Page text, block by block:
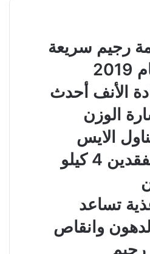
رجيم سريعة
الأنف أحدث
الوزن
الايس
كريم كيف تفقدين 4 كيلو
تساعد
وانقاص
رجيم